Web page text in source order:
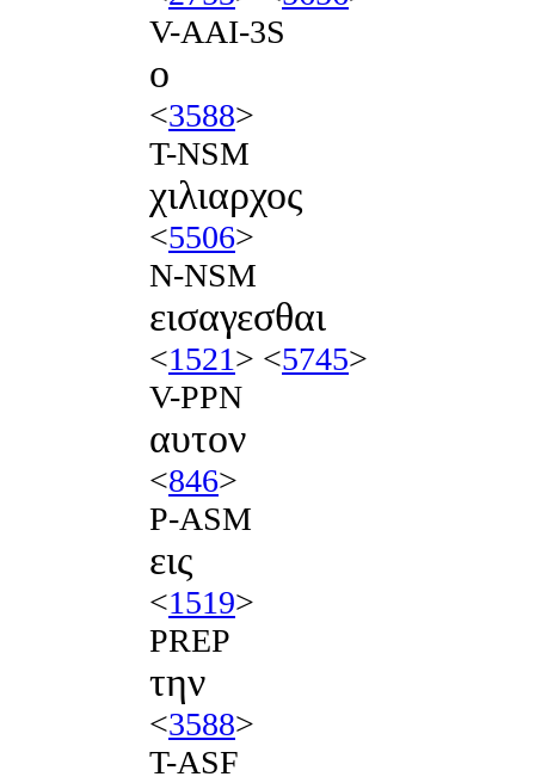
V-AAI-3S
ο
<3588>
T-NSM
χιλιαρχος
<5506>
N-NSM
εισαγεσθαι
<1521> <5745>
V-PPN
αυτον
<846>
P-ASM
εις
<1519>
PREP
την
<3588>
T-ASF